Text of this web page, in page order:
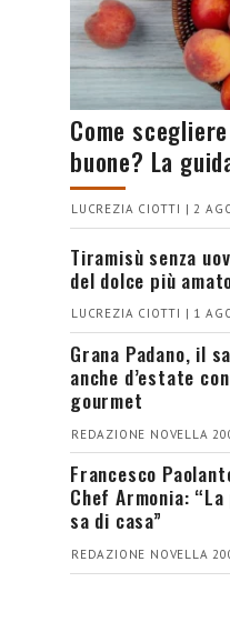
Come
buone? La
LUCREZIA CIOTTI | 2
Tiramisù senza
del dolce più
LUCREZIA CIOTTI | 1
Grana Padano, il
anche d’estate
gourmet
REDAZIONE NOVELLA
Francesco
Chef Armonia:
sa di casa”
REDAZIONE NOVELLA